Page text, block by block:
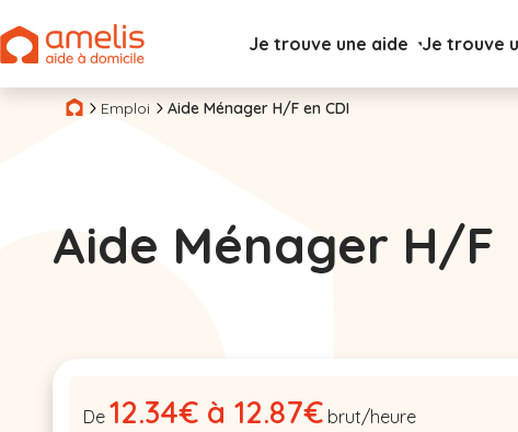
Je trouve une aide Je trouve
Emploi Aide Ménager H/F en CDI
Aide Ménager H/F
De 12.34€ à 12.87€ brut/heure